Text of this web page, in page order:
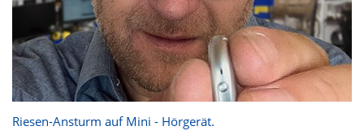
Riesen-Ansturm auf Mini - Hörgerät.